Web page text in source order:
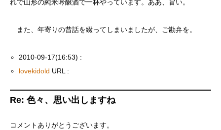
れで山形の純米吟醸酒で一杯やっています。ああ、旨い。
また、年寄りの昔話を綴ってしまいましたが、ご勘弁を。
2010-09-17(16:53) :
lovekidold URL :
Re: 色々、思い出しますね
コメントありがとうございます。